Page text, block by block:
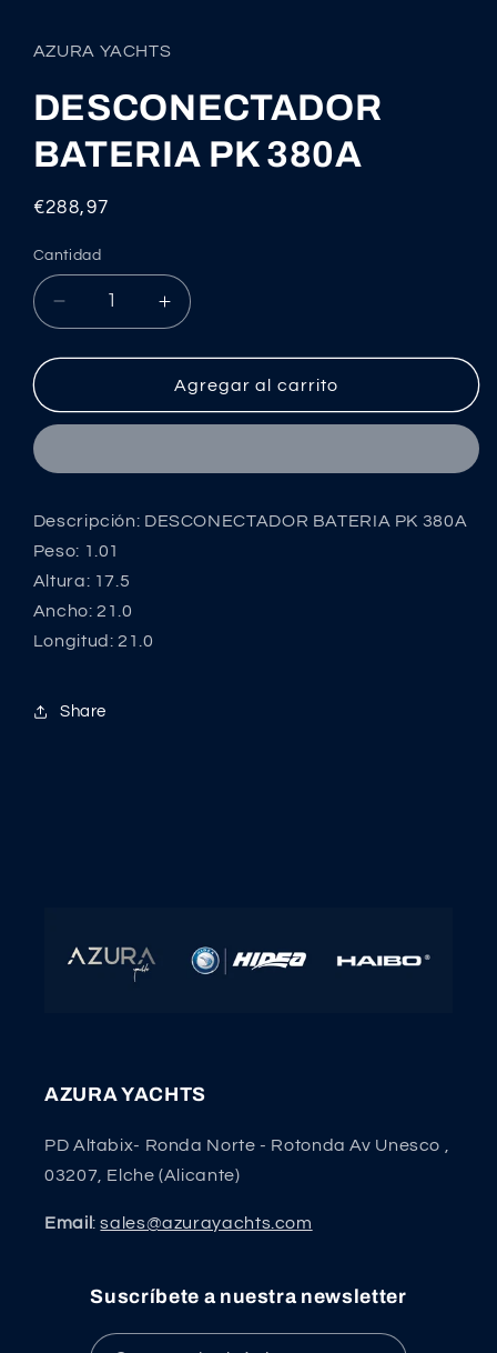
1
en
ventana
modal
AZURA YACHTS
DESCONECTADOR
BATERIA PK 380A
Precio
€288,97
Cantidad
Reducir
cantidad
para
DESCONECTADOR
BATERIA
Aumentar
cantidad
para
DESCONECTADOR
BATERIA
Agregar al carrito
Descripción: DESCONECTADOR BATERIA PK 380A
Peso: 1.01
Altura: 17.5
Ancho: 21.0
Longitud: 21.0
Share
AZURA YACHTS
PD Altabix- Ronda Norte - Rotonda Av Unesco ,
03207, Elche (Alicante)
Email:sales@azurayachts.com
Suscríbete a nuestra newsletter